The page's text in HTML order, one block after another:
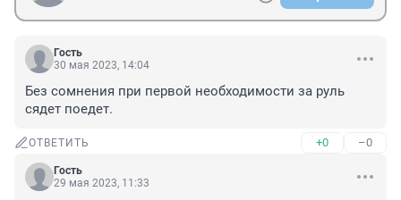
Гость
30 мая 2023, 14:04
Без сомнения при первой необходимости за руль
сядет поедет.
ОТВЕТИТЬ +0 –0
Гость
29 мая 2023, 11:33